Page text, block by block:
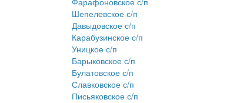
Шепелевское с/п
Давыдовское с/п
Карабузинское с/п
Уницкое с/п
Барыковское с/п
Булатовское с/п
Славковское с/п
Письяковское с/п